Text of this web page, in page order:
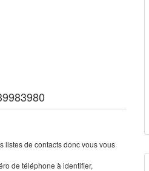
listes de contacts donc vous vous
de téléphone à identifier,